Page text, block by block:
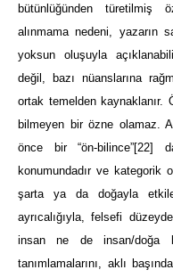
bütünlüğünden türetilmiş
alınmama nedeni, yazarın
yoksun oluşuyla
değil, bazı nüanslarına
ortak temelden kaynaklanır.
bilmeyen bir özne olamaz.
önce bir “ön-bilince”[22]
konumundadır ve kategorik
şarta ya da doğayla
ayrıcalığıyla, felsefi
insan ne de insan/doğa
tanımlamalarını, aklı